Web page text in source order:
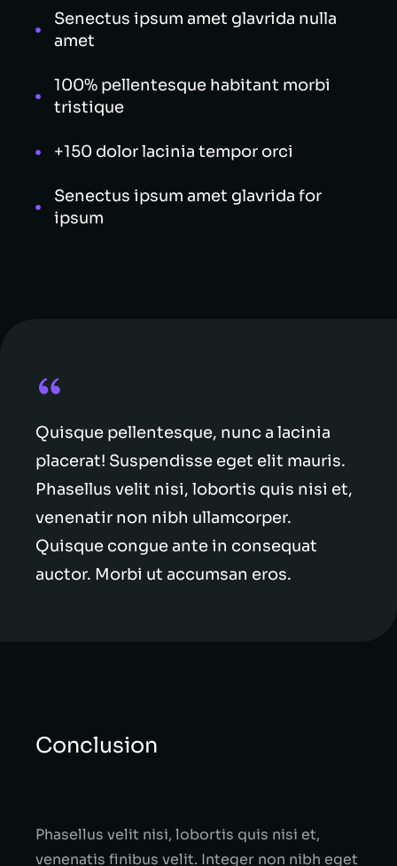
Senectus ipsum amet glavrida nulla
amet
100% pellentesque habitant morbi
tristique
+150 dolor lacinia tempor orci
Senectus ipsum amet glavrida for
ipsum
Quisque pellentesque, nunc a lacinia
placerat! Suspendisse eget elit mauris.
Phasellus velit nisi, lobortis quis nisi et,
venenatir non nibh ullamcorper.
Quisque congue ante in consequat
auctor. Morbi ut accumsan eros.
Conclusion
Phasellus velit nisi, lobortis quis nisi et,
venenatis finibus velit. Integer non nibh eget